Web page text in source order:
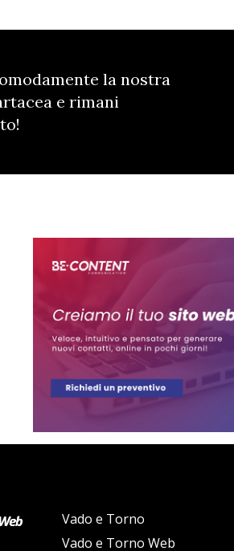
la nostra
e rimani
Vado e Torno
Vado e Torno Web